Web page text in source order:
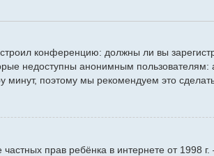
конференцию: должны ли вы
недоступны анонимным
минут, поэтому мы рекомендуем это
прав ребёнка в интернете от